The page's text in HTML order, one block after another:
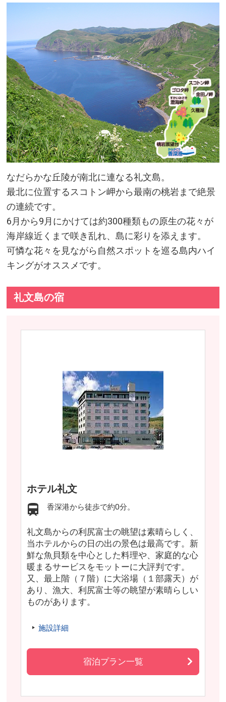
なだらかな丘陵が南北に連なる礼文島。
最北に位置するスコトン岬から最南の桃岩まで絶景
の連続です。
6月から9月にかけては約300種類もの原生の花々が
海岸線近くまで咲き乱れ、島に彩りを添えます。
可憐な花々を見ながら自然スポットを巡る島内ハイ
キングがオススメです。
礼文島の宿
ホテル礼文
香深港から徒歩で約0分。
礼文島からの利尻富士の眺望は素晴らしく、
当ホテルからの日の出の景色は最高です。新
鮮な魚貝類を中心とした料理や、家庭的な心
暖まるサービスをモットーに大評判です。
又、最上階（７階）に大浴場（１部露天）が
あり、漁大、利尻富士等の眺望が素晴らしい
ものがあります。
施設詳細
宿泊プラン一覧